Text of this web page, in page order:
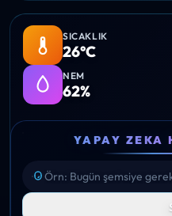
SICAKLIK
26°C
NEM
62%
YAPAY ZEKA